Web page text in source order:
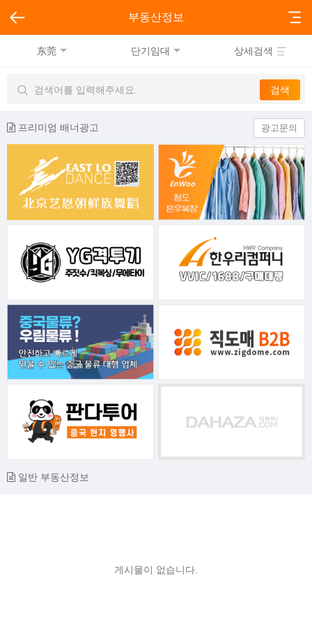
부동산정보
东莞 단기임대 상세검색
프리미엄 배너광고 광고문의
일반 부동산정보
게시물이 없습니다.